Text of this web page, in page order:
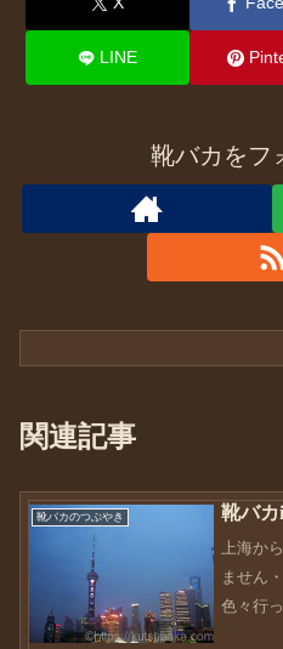
LINE
靴バカをフ
関連記事
靴バカのつぶやき 靴バ
上海か
ません
色々行